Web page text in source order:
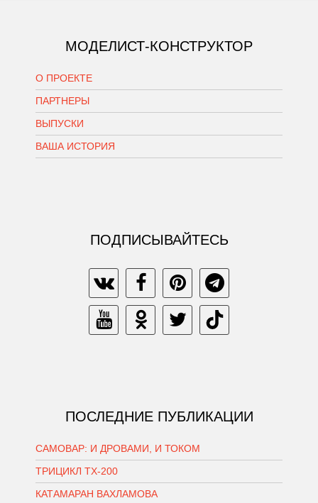
МОДЕЛИСТ-КОНСТРУКТОР
О ПРОЕКТЕ
ПАРТНЕРЫ
ВЫПУСКИ
ВАША ИСТОРИЯ
ПОДПИСЫВАЙТЕСЬ
ПОСЛЕДНИЕ ПУБЛИКАЦИИ
САМОВАР: И ДРОВАМИ, И ТОКОМ
ТРИЦИКЛ ТХ-200
КАТАМАРАН ВАХЛАМОВА